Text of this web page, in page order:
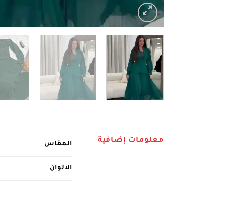
معلومات إضافية المقاس
الالوان